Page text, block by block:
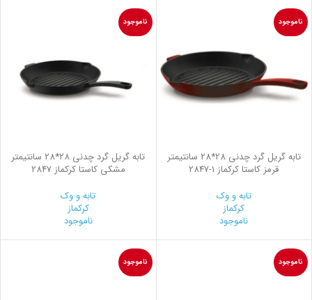
ناموجود
تابه گریل گرد چدنی 28*28 سانتیمتر
قرمز کاستا کرکماز 2847-1
تابه و وک
کرکماز
ناموجود
ناموجود
تابه گریل گرد چدنی 28*28 سانتیمتر
مشکی کاستا کرکماز 2847
تابه و وک
کرکماز
ناموجود
ناموجود ناموجود